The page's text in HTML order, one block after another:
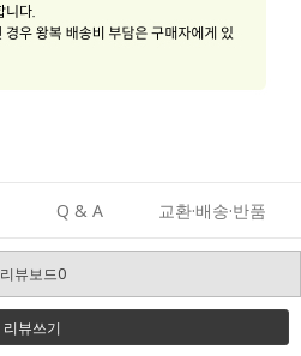
Q & A 교환·배송·반품
리뷰보드0
리뷰쓰기